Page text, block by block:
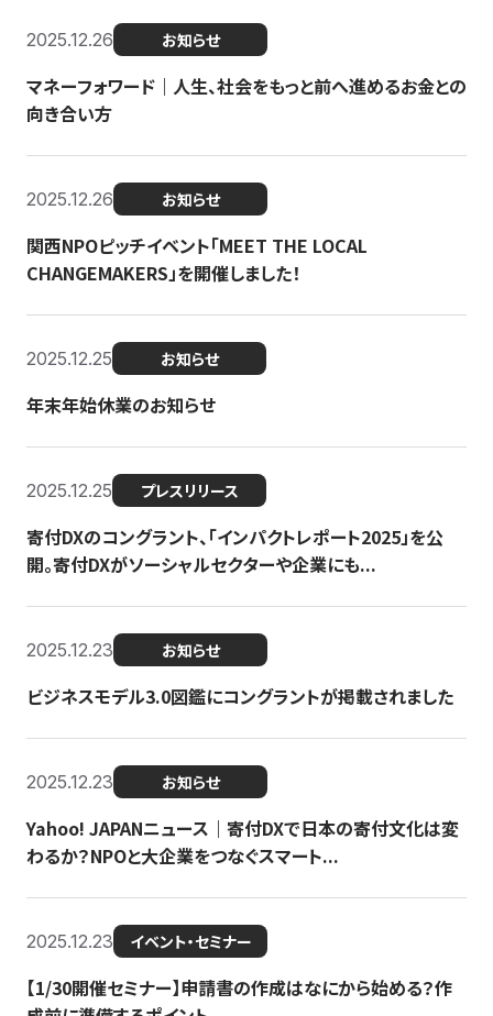
2025.12.26 お知らせ
マネーフォワード｜人生、社会をもっと前へ進めるお金との
向き合い方
2025.12.26 お知らせ
関西NPOピッチイベント「MEET THE LOCAL
CHANGEMAKERS」を開催しました！
2025.12.25 お知らせ
年末年始休業のお知らせ
2025.12.25 プレスリリース
寄付DXのコングラント、「インパクトレポート2025」を公
開。寄付DXがソーシャルセクターや企業にも...
2025.12.23 お知らせ
ビジネスモデル3.0図鑑にコングラントが掲載されました
2025.12.23 お知らせ
Yahoo! JAPANニュース｜寄付DXで日本の寄付文化は変
わるか？NPOと大企業をつなぐスマート...
2025.12.23 イベント・セミナー
【1/30開催セミナー】申請書の作成はなにから始める？作